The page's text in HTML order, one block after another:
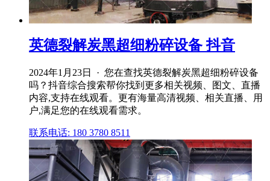
英德裂解炭黑超细粉碎设备 抖音
2024年1月23日 · 您在查找英德裂解炭黑超细粉碎设备
吗？抖音综合搜索帮你找到更多相关视频、图文、直播
内容,支持在线观看。更有海量高清视频、相关直播、用
户,满足您的在线观看需求。
联系电话: 180 3780 8511